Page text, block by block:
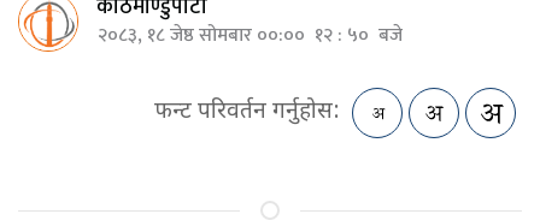
काठमाण्डुपाटी
२०८३, १८ जेष्ठ सोमबार ००:०० १२ : ५० बजे
फन्ट परिवर्तन गर्नुहोस: